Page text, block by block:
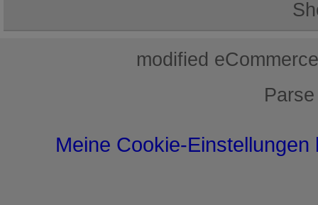
mod ified
Meine Cookie-